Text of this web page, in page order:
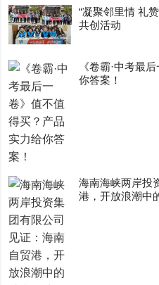
“凝聚邻里情 礼
共创活动
《卷霸·中考最
你答案！
海南海峡两岸投
港，开放浪潮中